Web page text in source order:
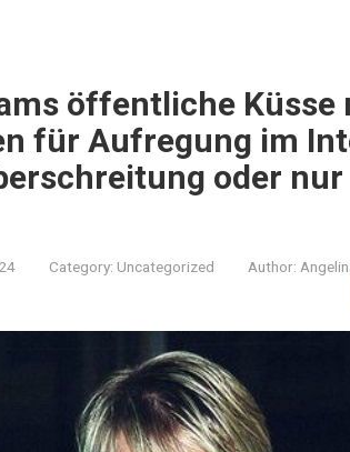
öffentliche Küsse
für Aufregung im
oder
Category: Uncategorized Author: